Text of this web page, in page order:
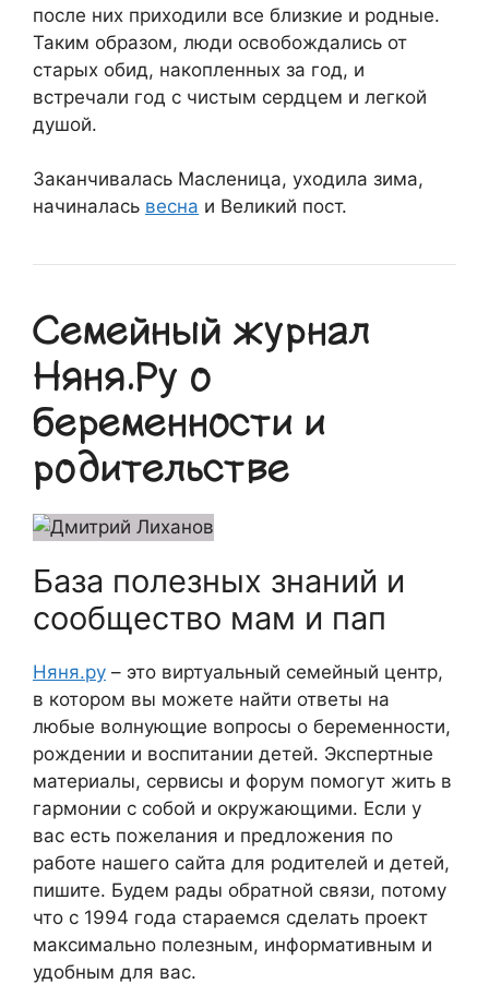
после них приходили все близкие и родные.
Таким образом, люди освобождались от
старых обид, накопленных за год, и
встречали год с чистым сердцем и легкой
душой.
Заканчивалась Масленица, уходила зима,
начиналась весна и Великий пост.
Семейный журнал
Няня.Ру о
беременности и
родительстве
База полезных знаний и
сообщество мам и пап
Няня.ру – это виртуальный семейный центр,
в котором вы можете найти ответы на
любые волнующие вопросы о беременности,
рождении и воспитании детей. Экспертные
материалы, сервисы и форум помогут жить в
гармонии с собой и окружающими. Если у
вас есть пожелания и предложения по
работе нашего сайта для родителей и детей,
пишите. Будем рады обратной связи, потому
что c 1994 года стараемся сделать проект
максимально полезным, информативным и
удобным для вас.